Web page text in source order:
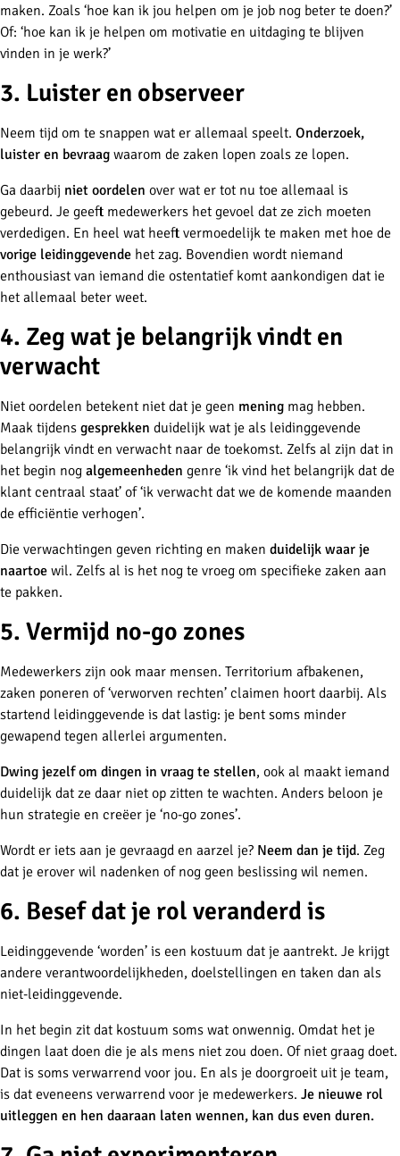
maken. Zoals ‘hoe kan ik jou helpen om je job nog beter te doen?’
Of: ‘hoe kan ik je helpen om motivatie en uitdaging te blijven
vinden in je werk?’
3. Luister en observeer
Neem tijd om te snappen wat er allemaal speelt. Onderzoek,
luister en bevraag waarom de zaken lopen zoals ze lopen.
Ga daarbij niet oordelen over wat er tot nu toe allemaal is
gebeurd. Je geeft medewerkers het gevoel dat ze zich moeten
verdedigen. En heel wat heeft vermoedelijk te maken met hoe de
vorige leidinggevende het zag. Bovendien wordt niemand
enthousiast van iemand die ostentatief komt aankondigen dat ie
het allemaal beter weet.
4. Zeg wat je belangrijk vindt en
verwacht
Niet oordelen betekent niet dat je geen mening mag hebben.
Maak tijdens gesprekken duidelijk wat je als leidinggevende
belangrijk vindt en verwacht naar de toekomst. Zelfs al zijn dat in
het begin nog algemeenheden genre ‘ik vind het belangrijk dat de
klant centraal staat’ of ‘ik verwacht dat we de komende maanden
de efficiëntie verhogen’.
Die verwachtingen geven richting en maken duidelijk waar je
naartoe wil. Zelfs al is het nog te vroeg om specifieke zaken aan
te pakken.
5. Vermijd no-go zones
Medewerkers zijn ook maar mensen. Territorium afbakenen,
zaken poneren of ‘verworven rechten’ claimen hoort daarbij. Als
startend leidinggevende is dat lastig: je bent soms minder
gewapend tegen allerlei argumenten.
Dwing jezelf om dingen in vraag te stellen, ook al maakt iemand
duidelijk dat ze daar niet op zitten te wachten. Anders beloon je
hun strategie en creëer je ‘no-go zones’.
Wordt er iets aan je gevraagd en aarzel je? Neem dan je tijd. Zeg
dat je erover wil nadenken of nog geen beslissing wil nemen.
6. Besef dat je rol veranderd is
Leidinggevende ‘worden’ is een kostuum dat je aantrekt. Je krijgt
andere verantwoordelijkheden, doelstellingen en taken dan als
niet-leidinggevende.
In het begin zit dat kostuum soms wat onwennig. Omdat het je
dingen laat doen die je als mens niet zou doen. Of niet graag doet.
Dat is soms verwarrend voor jou. En als je doorgroeit uit je team,
is dat eveneens verwarrend voor je medewerkers. Je nieuwe rol
uitleggen en hen daaraan laten wennen, kan dus even duren.